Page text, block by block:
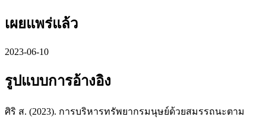
เผยแพร่แล้ว
2023-06-10
รูปแบบการอ้างอิง
ศิริ ส. (2023). การบริหารทรัพยากรมนุษย์ด้วยสมรรถนะตาม